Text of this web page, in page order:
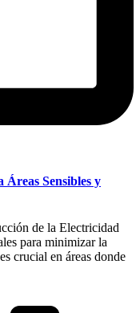
Áreas Sensibles y
de la Electricidad
para minimizar la
crucial en áreas donde